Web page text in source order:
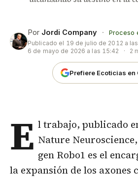
Por Jordi Company ·
Proceso
Publicado el 19 de julio de 2012 a
6 de mayo de 2026 a las 15:42
· 2
Prefiere Ecoticias en
E l trabajo, publicado
Nature
gen Robo1 es el
la expansión de los axones